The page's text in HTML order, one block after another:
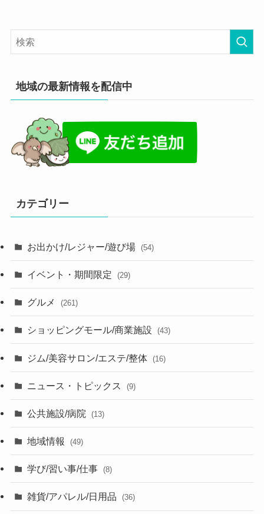
地域の最新情報を配信中
カテゴリー
お出かけ/レジャー/遊び場 (54)
イベント・期間限定 (29)
グルメ (261)
ショッピングモール/商業施設 (43)
ジム/美容サロン/エステ/整体 (16)
ニュース・トピックス (9)
公共施設/病院 (13)
地域情報 (49)
学び/習い事/仕事 (8)
雑貨/アパレル/日用品 (36)